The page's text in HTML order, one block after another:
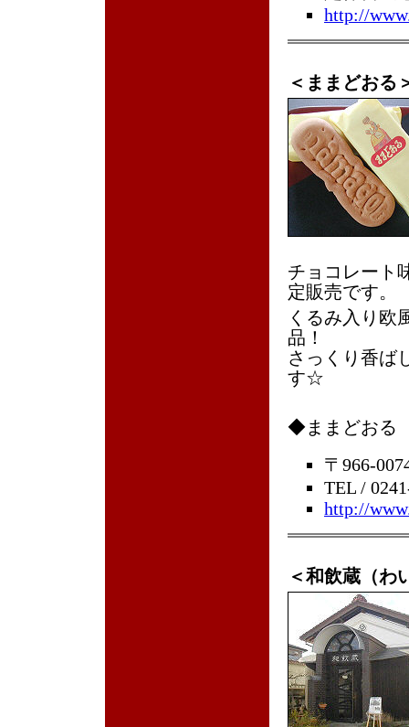
http://
＜ままどおる
チョコレート
定販売です。
くるみ入り欧
品！
さっくり香ば
す☆
◆ままどおる
〒966-
TEL /
http://
＜和飲蔵（わ